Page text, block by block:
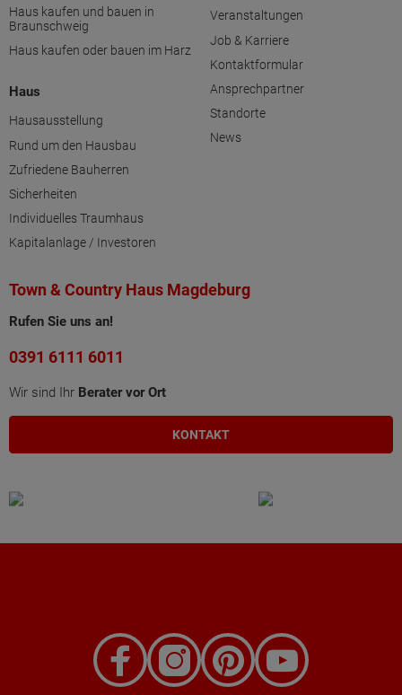
Haus kaufen und bauen in
Braunschweig
Haus kaufen oder bauen im Harz
Haus
Hausausstellung
Rund um den Hausbau
Zufriedene Bauherren
Sicherheiten
Individuelles Traumhaus
Kapitalanlage / Investoren
Veranstaltungen
Job & Karriere
Kontaktformular
Ansprechpartner
Standorte
News
Town & Country Haus Magdeburg
Rufen Sie uns an!
0391 6111 6011
Wir sind Ihr Berater vor Ort
KONTAKT